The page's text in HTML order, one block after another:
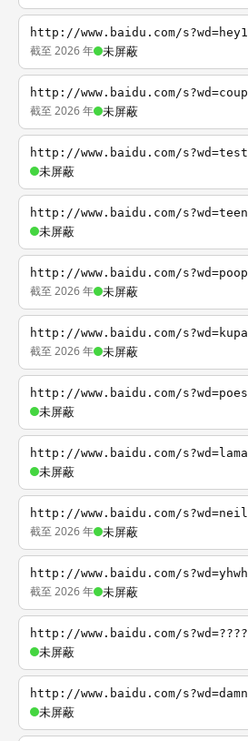
http://www.baidu.com/s?wd=hey1
截至 2026 年 未屏蔽
http://www.baidu.com/s?wd=coup
截至 2026 年 未屏蔽
http://www.baidu.com/s?wd=test
未屏蔽
http://www.baidu.com/s?wd=teen
未屏蔽
http://www.baidu.com/s?wd=poop
截至 2026 年 未屏蔽
http://www.baidu.com/s?wd=kupa
截至 2026 年 未屏蔽
http://www.baidu.com/s?wd=poes
未屏蔽
http://www.baidu.com/s?wd=lama
未屏蔽
http://www.baidu.com/s?wd=neil
截至 2026 年 未屏蔽
http://www.baidu.com/s?wd=yhwh
截至 2026 年 未屏蔽
http://www.baidu.com/s?wd=????
未屏蔽
http://www.baidu.com/s?wd=damn
未屏蔽